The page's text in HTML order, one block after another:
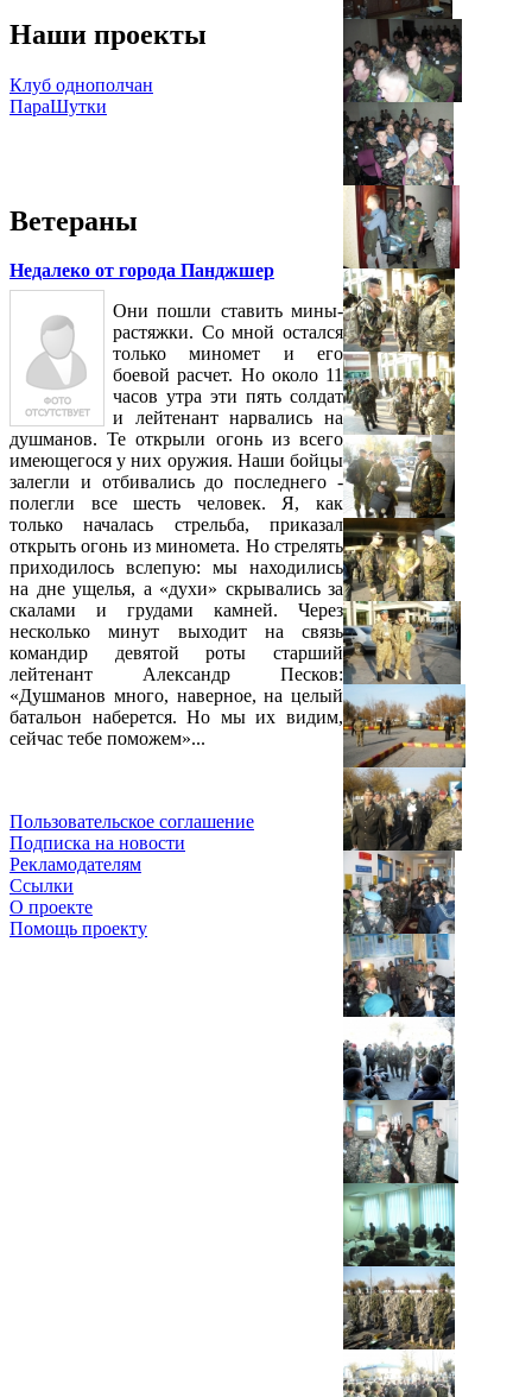
Наши проекты
Клуб однополчан
ПараШутки
Ветераны
Недалеко от города Панджшер
Они пошли ставить мины-
растяжки. Со мной остался
только миномет и его
боевой расчет. Но около 11
часов утра эти пять солдат
и лейтенант нарвались на
душманов. Те открыли огонь из всего
имеющегося у них оружия. Наши бойцы
залегли и отбивались до последнего -
полегли все шесть человек. Я, как
только началась стрельба, приказал
открыть огонь из миномета. Но стрелять
приходилось вслепую: мы находились
на дне ущелья, а «духи» скрывались за
скалами и грудами камней. Через
несколько минут выходит на связь
командир девятой роты старший
лейтенант Александр Песков:
«Душманов много, наверное, на целый
батальон наберется. Но мы их видим,
сейчас тебе поможем»...
Пользовательское соглашение
Подписка на новости
Рекламодателям
Ссылки
О проекте
Помощь проекту